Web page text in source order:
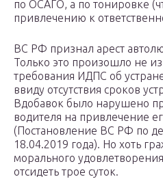
по ОСАГО, а по тонировке
привлечению к
ВС РФ признал арест
Только это произошло не
требования ИДПС об
ввиду отсутствия сроков
Вдобавок было нарушено
водителя на привлечение
(Постановление ВС РФ по
18.04.2019 года). Но хоть
морального
отсидеть трое суток.